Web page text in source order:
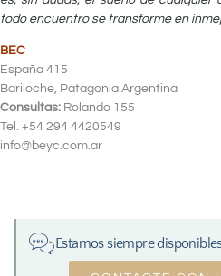
todo encuentro se transforme en
BEC
España 415
Bariloche, Patagonia Argentina
Consultas: Rolando 155
Tel. +54 294 4420549
info@beyc.com.ar
Estamos siempre